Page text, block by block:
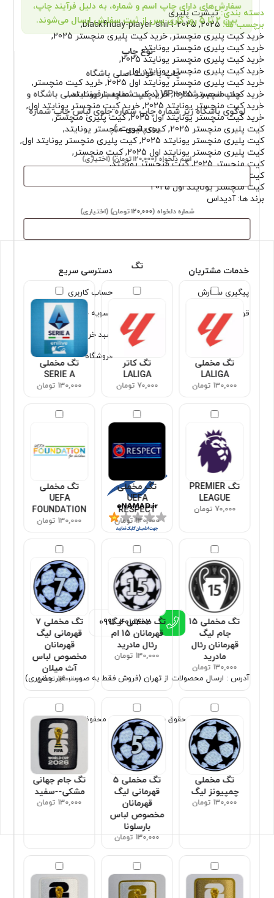
سفارش‌های دارای چاپ اسم و شماره، به دلیل فرآیند چاپ،
بین ۲ تا ۵ روز کاری پس از ثبت سفارش ارسال می‌شوند.
نوع چاپ
چاپ با فونت اصلی باشگاه
چاپ اسم و شماره VIP ( چاپ شماره با فونت اصلی باشگاه و
لوگوی باشگاه زیر شماره چاپ شماره جلوی لباس چاپ شماره
روی شورت )
اسم دلخواه(۱۲۰٬۰۰۰ تومان) (اختیاری)
شماره دلخواه (۱۲۰٬۰۰۰ تومان) (اختیاری)
تگ
تگ مخملی
LALIGA
130,000 تومان
تگ کاتر
LALIGA
70,000 تومان
تگ مخملی
SERIE A
130,000 تومان
تگ PREMIER
LEAGUE
70,000 تومان
تگ مخملی
UEFA
RESPECT
130,000 تومان
تگ مخملی
UEFA
FOUNDATION
130,000 تومان
تگ مخملی 15
جام لیگ
قهرمانان رئال
مادرید
130,000 تومان
تگ مخملی لیگ
قهرمانان 15 ام
رئال مادرید
130,000 تومان
تگ مخملی ۷
قهرمانی لیگ
قهرمانان
مخصوص لباس
آث میلان
130,000 تومان
تگ مخملی
چمپیونز لیگ
130,000 تومان
تگ مخملی ۵
قهرمانی لیگ
قهرمانان
مخصوص لباس
بارسلونا
130,000 تومان
تگ جام جهانی
مشکی--سفید
130,000 تومان
دسته بندی:تیشرت پلیری
برچسب ها: 2025
,
blackfriday-player-shirt-2025
,
خرید کیت پلیری منچستر,خرید کیت پلیری منچستر 2025
,
خرید کیت پلیری منچستر یونایتد,
خرید کیت پلیری منچستر یونایتد 2025
,
خرید کیت پلیری منچستر یونایتد اول,
خرید کیت پلیری منچستر یونایتد اول 2025
, خرید کیت منچستر ,
خرید کیت منچستر 2025
,خرید کیت منچستر یونایتد,
خرید کیت منچستر یونایتد 2025
, خرید کیت منچستر یونایتد اول,
خرید کیت منچستر یونایتد اول 2025
,کیت پلیری منچستر,
کیت پلیری منچستر 2025
,کیت پلیری منچستر یونایتد,
کیت پلیری منچستر یونایتد 2025
,کیت پلیری منچستر یونایتد اول,
کیت پلیری منچستر یونایتد اول 2025
,کیت منچستر ,
کیت منچستر 2025
,کیت منچستر یونایتد,
کیت منچستر یونایتد 2025
کیت منچستر یونایتد اول 2025
برند ها:آدیداس
خدمات مشتریان
پیگیری سفارش
قوانین و شرایط
دسترسی سریع
حساب کاربری
تسویه حساب
سبد خرید
فروشگاه
مجوزها
اطلاعات تماس
0991 4010402
آدرس : ارسال محصولات از تهران (فروش فقط به صورت غیر حضوری)
تمامی حقوق برای سون اسپورت محفوظ است